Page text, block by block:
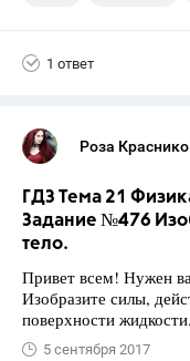
1 ответ
Роза
ГДЗ Тема 21
Задание №476
тело.
Привет всем! Нужен
Изобразите силы,
поверхности
5 сентября 2017